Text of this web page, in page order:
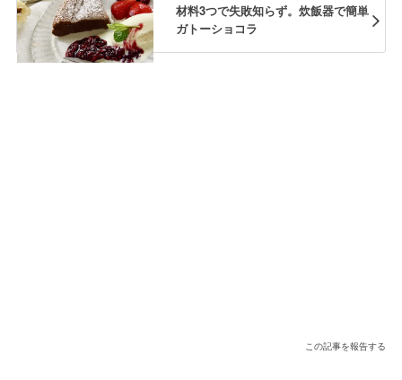
材料3つで失敗知らず。炊飯器で簡単
ガトーショコラ
この記事を報告する